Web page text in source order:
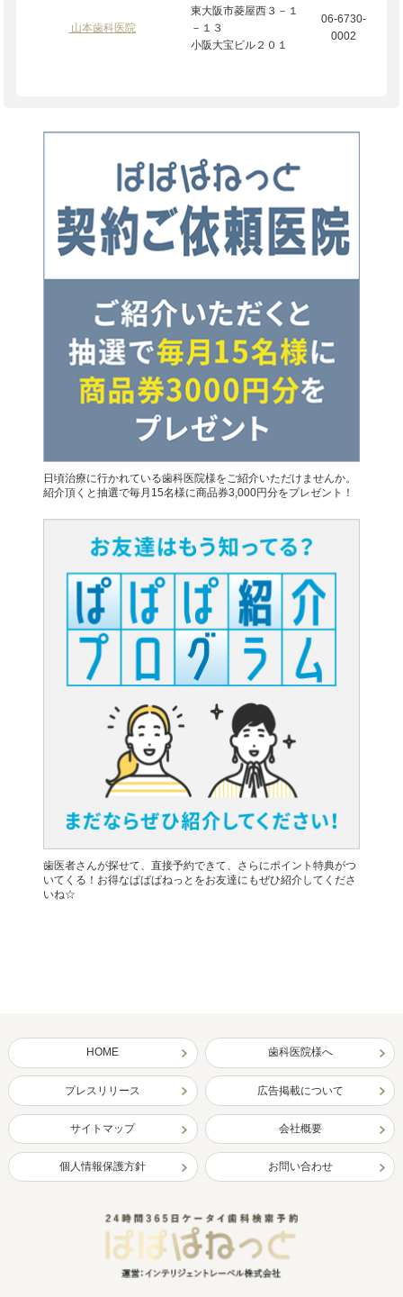
山本歯科医院
東大阪市菱屋西３－１
－１３
小阪大宝ビル２０１
06-6730-
0002
日頃治療に行かれている歯科医院様をご紹介いただけませんか。
紹介頂くと抽選で毎月15名様に商品券3,000円分をプレゼント！
歯医者さんが探せて、直接予約できて、さらにポイント特典がつ
いてくる！お得なぱぱぱねっとをお友達にもぜひ紹介してくださ
いね☆
HOME 歯科医院様へ
プレスリリース 広告掲載について
サイトマップ 会社概要
個人情報保護方針 お問い合わせ